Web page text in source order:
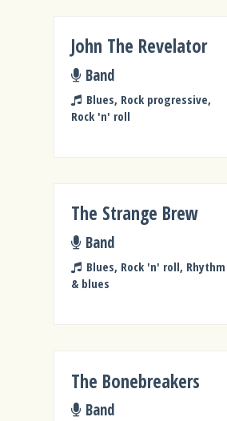
John The Revelator
Band
Blues, Rock progressive,
Rock 'n' roll
The Strange Brew
Band
Blues, Rock 'n' roll, Rhythm
& blues
The Bonebreakers
Band